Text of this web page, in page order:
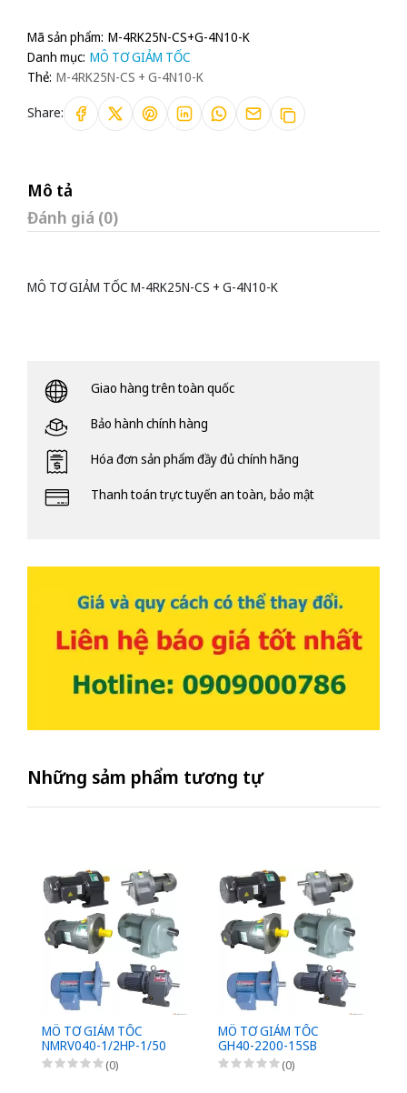
Mã sản phẩm: M-4RK25N-CS+G-4N10-K
Danh mục: MÔ TƠ GIẢM TỐC
Thẻ: M-4RK25N-CS + G-4N10-K
Share:
Mô tả
Đánh giá (0)
MÔ TƠ GIẢM TỐC M-4RK25N-CS + G-4N10-K
Giao hàng trên toàn quốc
Bảo hành chính hàng
Hóa đơn sản phẩm đầy đủ chính hãng
Thanh toán trực tuyến an toàn, bảo mật
Những sảm phẩm tương tự
MÔ TƠ GIẢM TỐC
NMRV040-1/2HP-1/50
(0)
MÔ TƠ GIẢM TỐC
GH40-2200-15SB
(0)